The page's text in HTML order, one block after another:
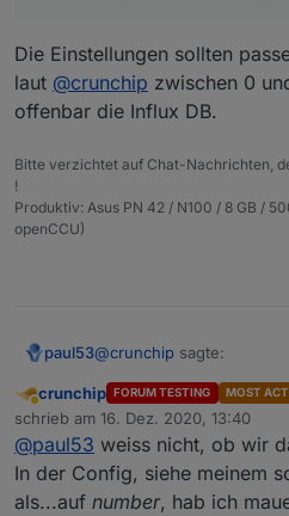
Die Einstellungen sollten
laut @crunchip zwischen 0
offenbar die Influx DB.
Bitte verzichtet auf Chat-Nachrichten,
!
Produktiv: Asus PN 42 / N100 / 8 GB /
openCCU)
paul53@crunchip sagte:
dann nochmal per
Einstellung den DP
Die Einstellungen sollten
schaltet laut@crunchip
ist offenbar die Influx DB.
Abwesend
crunchip FORUM TESTING MOST
schrieb am 16. Dez. 2020, 13:40
zuletzt editiert von
@paul53 weiss nicht, ob wir
In der Config, siehe meinem
als...auf number, hab ich